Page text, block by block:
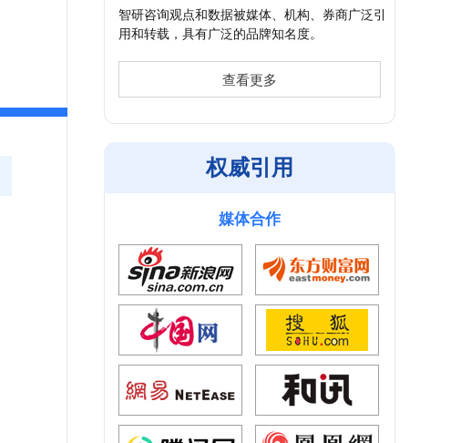
智研咨询观点和数据被媒体、机构、券商广泛引
用和转载，具有广泛的品牌知名度。
查看更多
权威引用
媒体合作